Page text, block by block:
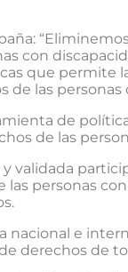
con
que permite
de las personas
de
de las
validada
las personas
nacional e
derechos de